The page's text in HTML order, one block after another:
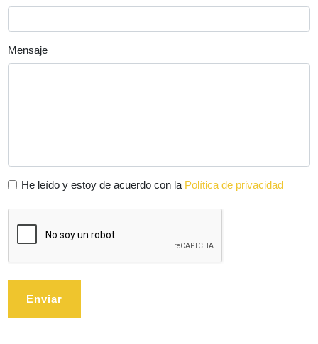
Mensaje
He leído y estoy de acuerdo con la Política de privacidad
Enviar